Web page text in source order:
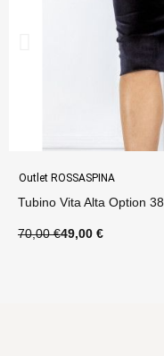
Outlet ROSSASPINA
Tubino Vita Alta Option 38
70,00 €49,00 €